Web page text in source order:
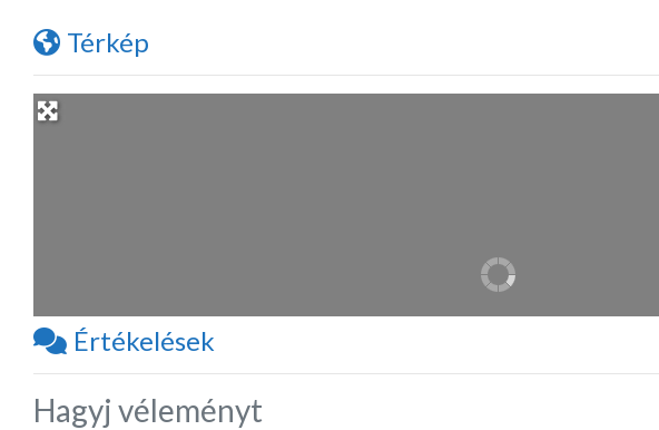
Térkép
Értékelések
Hagyj véleményt